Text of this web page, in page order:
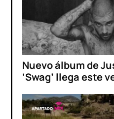
Nuevo álbum de
‘Swag’ llega este